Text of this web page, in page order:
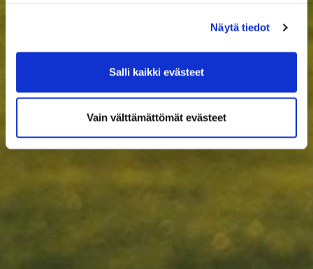
Näytä tiedot
Salli kaikki evästeet
Vain välttämättömät evästeet